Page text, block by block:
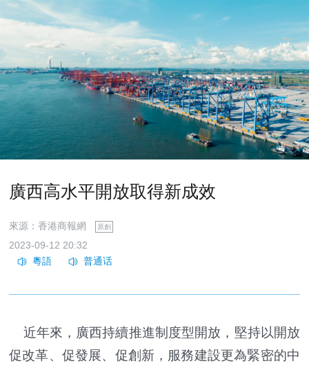
廣西高水平開放取得新成效
來源：香港商報網 原創
2023-09-12 20:32
近年來，廣西持續推進制度型開放，堅持以開放
促改革、促發展、促創新，服務建設更為緊密的中